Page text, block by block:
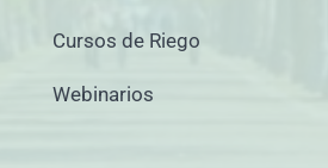
Cursos de Riego
Webinarios